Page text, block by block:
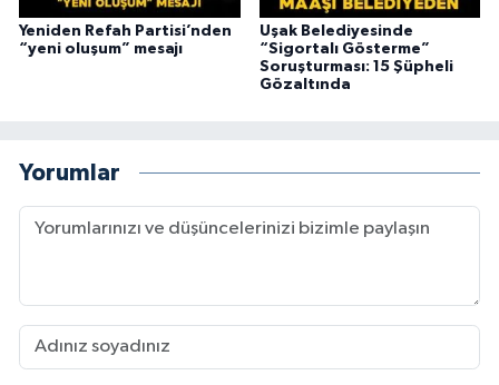
Yeniden Refah Partisi’nden
“yeni oluşum” mesajı
Uşak Belediyesinde
“Sigortalı Gösterme”
Soruşturması: 15 Şüpheli
Gözaltında
Yorumlar